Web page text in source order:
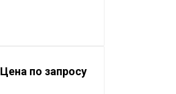
Цена по запросу